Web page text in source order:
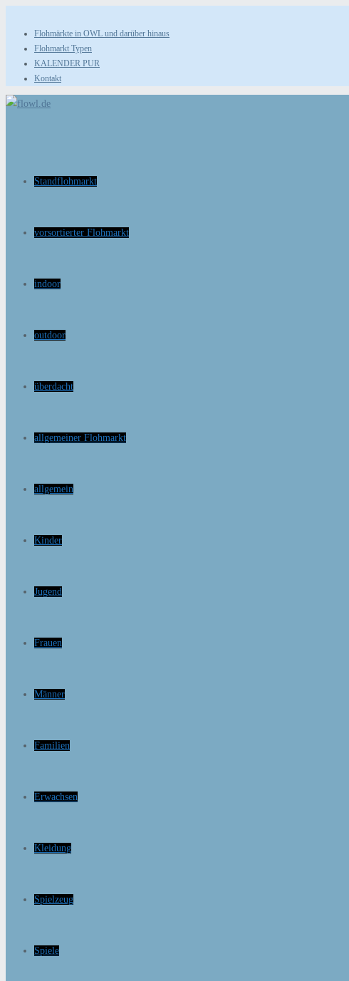
Inhalt
springen
Flohmärkte in OWL und darüber hinaus
Flohmarkt Typen
KALENDER PUR
Kontakt
Standflohmarkt
vorsortierter Flohmarkt
indoor
outdoor
überdacht
allgemeiner Flohmarkt
allgemein
Kinder
Jugend
Frauen
Männer
Familien
Erwachsen
Kleidung
Spielzeug
Spiele